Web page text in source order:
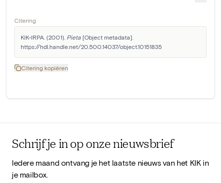
Citering
KIK-IRPA. (2001). Pieta [Object metadata].
https://hdl.handle.net/20.500.14037/object.10151835
Citering kopiëren
Schrijf je in op onze nieuwsbrief
Iedere maand ontvang je het laatste nieuws van het KIK in
je mailbox.